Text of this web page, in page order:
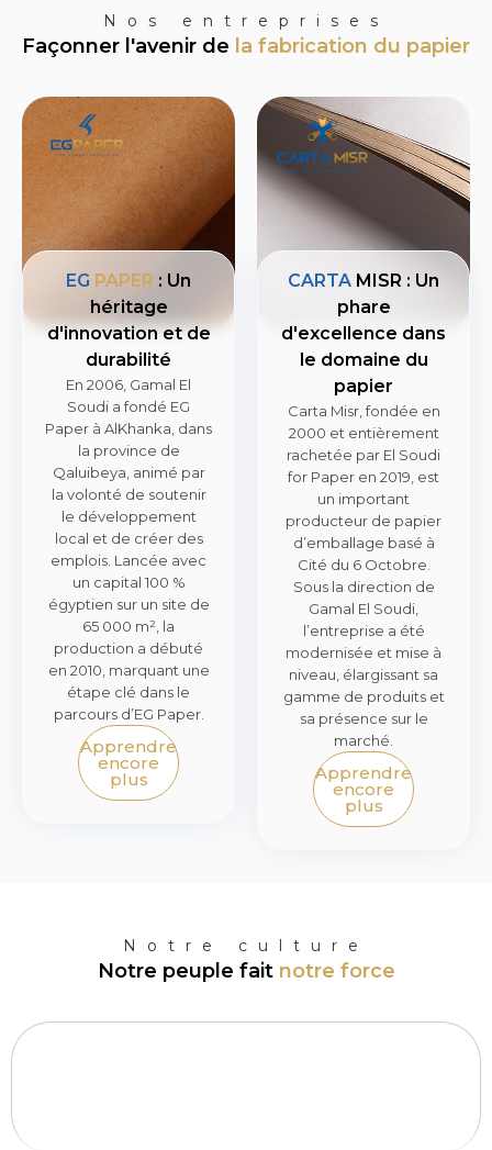
Nos entreprises
Façonner l'avenir de la fabrication du papier
EG PAPER : Un
héritage
d'innovation et de
durabilité
En 2006, Gamal El
Soudi a fondé EG
Paper à AlKhanka, dans
la province de
Qaluibeya, animé par
la volonté de soutenir
le développement
local et de créer des
emplois. Lancée avec
un capital 100 %
égyptien sur un site de
65 000 m², la
production a débuté
en 2010, marquant une
étape clé dans le
parcours d’EG Paper.
Apprendre
encore
plus
CARTA MISR : Un
phare
d'excellence dans
le domaine du
papier
Carta Misr, fondée en
2000 et entièrement
rachetée par El Soudi
for Paper en 2019, est
un important
producteur de papier
d’emballage basé à
Cité du 6 Octobre.
Sous la direction de
Gamal El Soudi,
l’entreprise a été
modernisée et mise à
niveau, élargissant sa
gamme de produits et
sa présence sur le
marché.
Apprendre
encore
plus
Notre culture
Notre peuple fait notre force